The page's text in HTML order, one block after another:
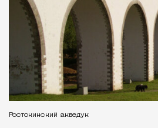
Ростокинский акведук